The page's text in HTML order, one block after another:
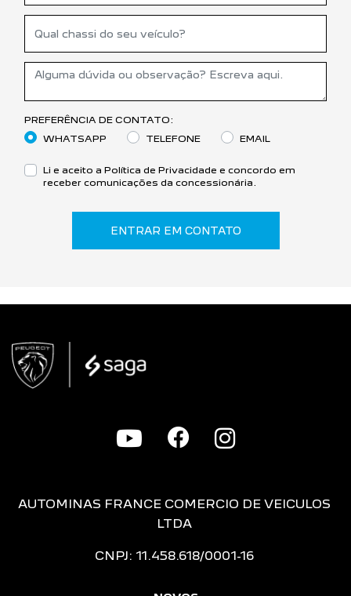
PREFERÊNCIA DE CONTATO:
WHATSAPP
TELEFONE EMAIL
Li e aceito a Política de Privacidade e concordo em
receber comunicações da concessionária.
ENTRAR EM CONTATO
AUTOMINAS FRANCE COMERCIO DE VEICULOS
LTDA
CNPJ: 11.458.618/0001-16